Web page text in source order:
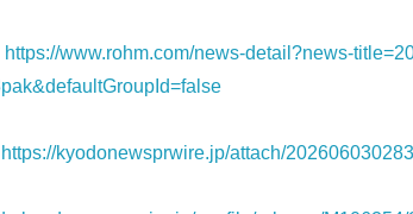
https://www.rohm.com/news-detail?news-
https://kyodonewsprwire.jp/attach/